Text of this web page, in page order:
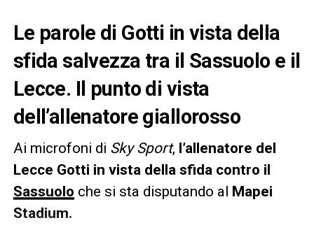
Le parole di Gotti in vista della
sfida salvezza tra il Sassuolo e il
Lecce. Il punto di vista
dell’allenatore giallorosso
Ai microfoni di Sky Sport, l’allenatore del
Lecce Gotti in vista della sfida contro il
Sassuolo che si sta disputando al Mapei
Stadium.